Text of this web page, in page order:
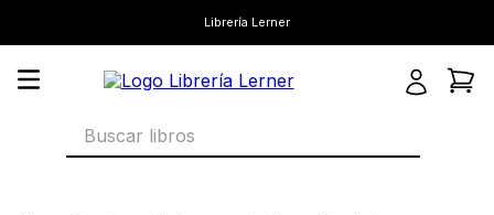
Librería Lerner
Buscar libros